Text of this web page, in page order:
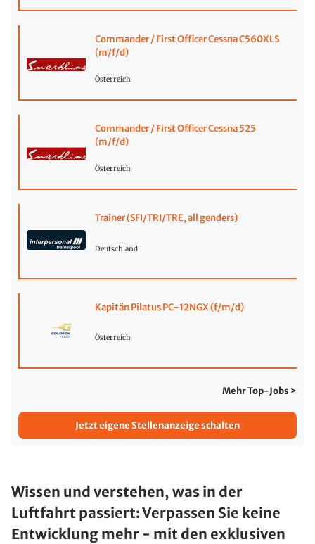
Commander / First Officer Cessna C560XLS
(m/f/d)
Österreich
Commander / First Officer Cessna 525
(m/f/d)
Österreich
Trainer (SFI/TRI/TRE, all genders)
Deutschland
Kapitän Pilatus PC-12NGX (f/m/d)
Österreich
Mehr Top-Jobs >
Jetzt eigene Stellenanzeige schalten
Wissen und verstehen, was in der
Luftfahrt passiert: Verpassen Sie keine
Entwicklung mehr - mit den exklusiven